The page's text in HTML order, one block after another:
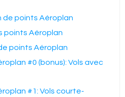
de points Aéroplan
points Aéroplan
points Aéroplan
#0 (bonus): Vols avec
#1: Vols courte-